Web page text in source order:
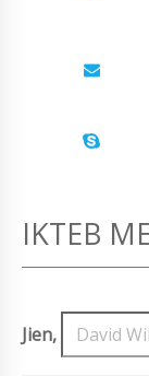
IKTEB
Jien,